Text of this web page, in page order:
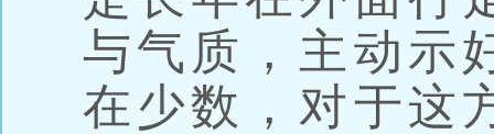
与气质，主动示
在少数，对于这